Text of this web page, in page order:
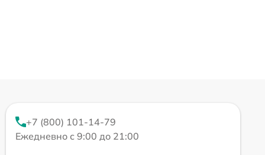
+7 (800) 101-14-79
Ежедневно с 9:00 до 21:00